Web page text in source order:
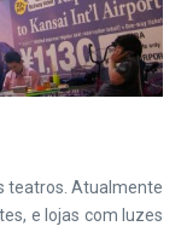
teatros. Atualmente
e lojas com luzes